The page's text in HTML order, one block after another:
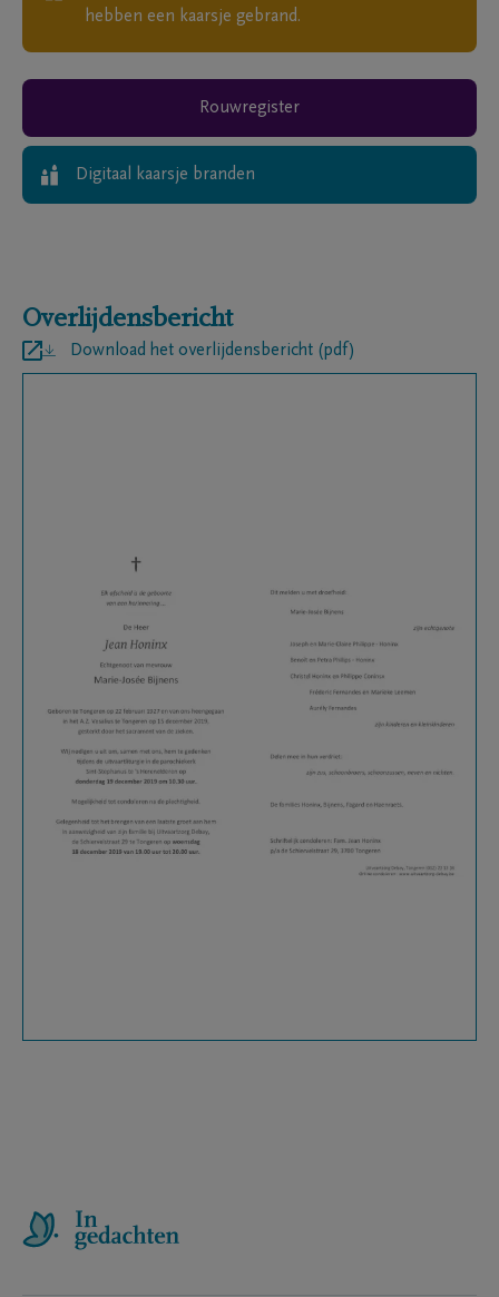
hebben een kaarsje gebrand.
Rouwregister
Digitaal kaarsje branden
Overlijdensbericht
Download het overlijdensbericht (pdf)